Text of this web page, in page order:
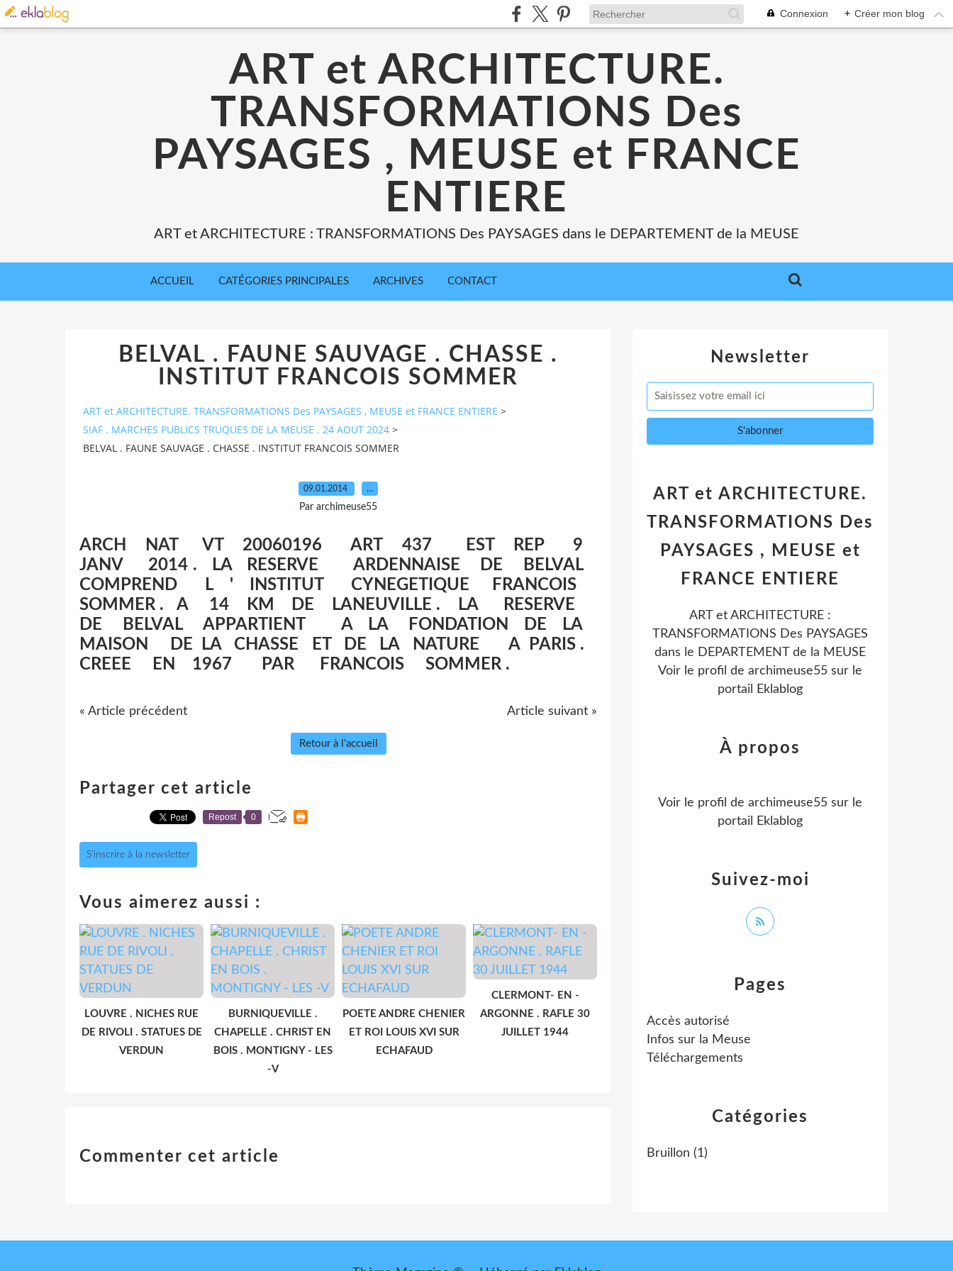
Connexion + Créer mon blog
ART et ARCHITECTURE.
TRANSFORMATIONS Des
PAYSAGES , MEUSE et FRANCE
ENTIERE
ART et ARCHITECTURE : TRANSFORMATIONS Des PAYSAGES dans le DEPARTEMENT de la MEUSE
ACCUEIL CATÉGORIES PRINCIPALES ARCHIVES CONTACT
BELVAL . FAUNE SAUVAGE . CHASSE .
INSTITUT FRANCOIS SOMMER
ART et ARCHITECTURE. TRANSFORMATIONS Des PAYSAGES , MEUSE et FRANCE ENTIERE >
SIAF . MARCHES PUBLICS TRUQUES DE LA MEUSE . 24 AOUT 2024 >
BELVAL . FAUNE SAUVAGE . CHASSE . INSTITUT FRANCOIS SOMMER
09.01.2014 …
Par archimeuse55
ARCH NAT VT 20060196 ART 437 EST REP 9
JANV 2014 . LA RESERVE ARDENNAISE DE BELVAL
COMPREND L ' INSTITUT CYNEGETIQUE FRANCOIS
SOMMER . A 14 KM DE LANEUVILLE . LA RESERVE
DE BELVAL APPARTIENT A LA FONDATION DE LA
MAISON DE LA CHASSE ET DE LA NATURE A PARIS .
CREEE EN 1967 PAR FRANCOIS SOMMER .
« Article précédent Article suivant »
Retour à l'accueil
Partager cet article
Repost 0
S'inscrire à la newsletter
Vous aimerez aussi :
LOUVRE . NICHES RUE
DE RIVOLI . STATUES DE
VERDUN
BURNIQUEVILLE .
CHAPELLE . CHRIST EN
BOIS . MONTIGNY - LES
-V
POETE ANDRE CHENIER
ET ROI LOUIS XVI SUR
ECHAFAUD
CLERMONT- EN -
ARGONNE . RAFLE 30
JUILLET 1944
Commenter cet article
Newsletter
Catégories
Bruillon (1)
Pages
Accès autorisé
Infos sur la Meuse
Téléchargements
ART et ARCHITECTURE.
TRANSFORMATIONS Des
PAYSAGES , MEUSE et
FRANCE ENTIERE
ART et ARCHITECTURE :
TRANSFORMATIONS Des PAYSAGES
dans le DEPARTEMENT de la MEUSE
Voir le profil de archimeuse55 sur le
portail Eklablog
Suivez-moi
À propos
Voir le profil de archimeuse55 sur le
portail Eklablog